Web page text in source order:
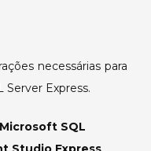
necessárias para
Server Express.
SQL